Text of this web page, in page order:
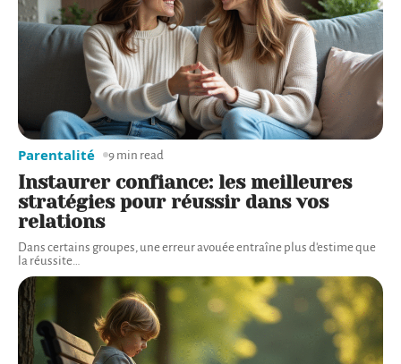
Instaurer confiance: les meilleures
stratégies pour réussir dans vos
relations
Dans certains groupes, une erreur avouée entraîne plus d'estime que
la réussite
Parentalité 9 min read